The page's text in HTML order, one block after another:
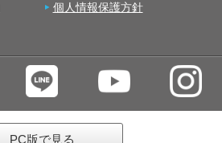
個人情報保護方針
PC版で見る